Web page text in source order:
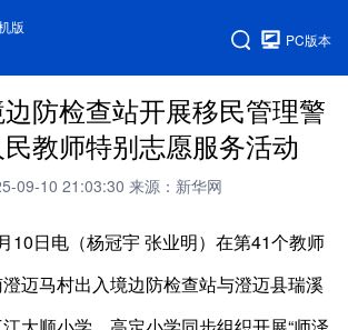
版
PC版本
防检查站开展移民管理警
教师特别志愿服务活动
09-10 21:03:30 来源：新华网
日电（杨冠宇 张业明）在第41个教师
迈马村出入境边防检查站与澄迈县瑞溪